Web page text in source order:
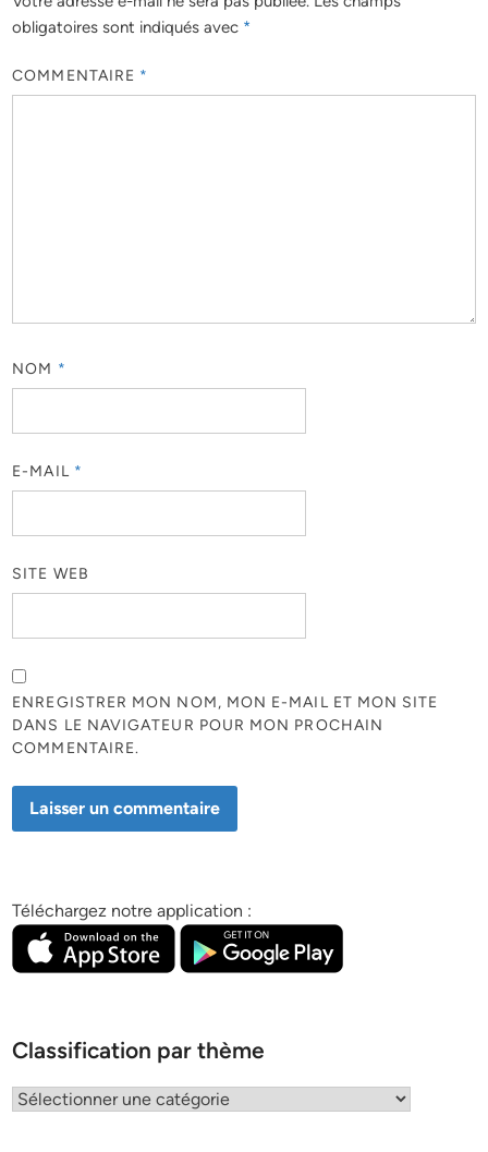
obligatoires sont indiqués avec *
COMMENTAIRE *
NOM *
E-MAIL *
SITE WEB
ENREGISTRER MON NOM, MON E-MAIL ET MON SITE
DANS LE NAVIGATEUR POUR MON PROCHAIN
COMMENTAIRE.
Téléchargez notre application :
Classification par thème
Classification